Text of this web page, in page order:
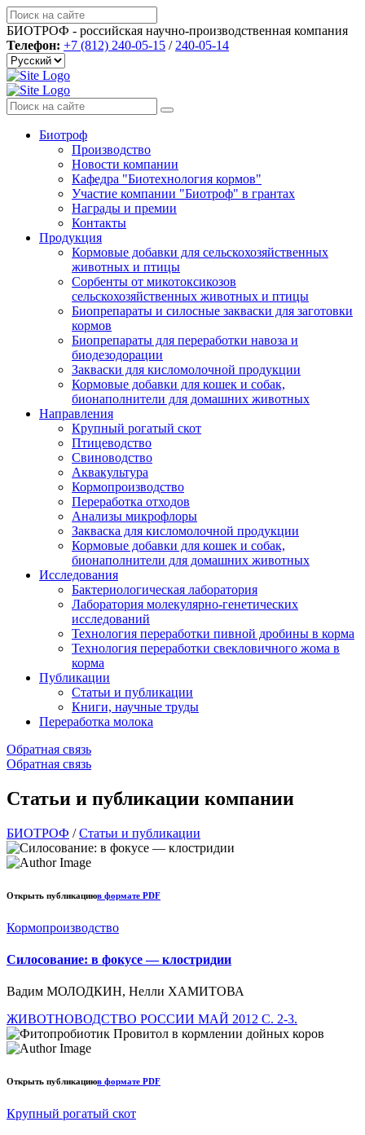
БИОТРОФ - российская научно-производственная компания
Телефон: +7 (812) 240-05-15 / 240-05-14
Биотроф
Производство
Новости компании
Кафедра "Биотехнология кормов"
Участие компании "Биотроф" в грантах
Награды и премии
Контакты
Продукция
Кормовые добавки для сельскохозяйственных
животных и птицы
Сорбенты от микотоксикозов
сельскохозяйственных животных и птицы
Биопрепараты и силосные закваски для заготовки
кормов
Биопрепараты для переработки навоза и
биодезодорации
Закваски для кисломолочной продукции
Кормовые добавки для кошек и собак,
бионаполнители для домашних животных
Направления
Крупный рогатый скот
Птицеводство
Свиноводство
Аквакультура
Кормопроизводство
Переработка отходов
Анализы микрофлоры
Закваска для кисломолочной продукции
Кормовые добавки для кошек и собак,
бионаполнители для домашних животных
Исследования
Бактериологическая лаборатория
Лаборатория молекулярно-генетических
исследований
Технология переработки пивной дробины в корма
Технология переработки свекловичного жома в
корма
Публикации
Статьи и публикации
Книги, научные труды
Переработка молока
Обратная связь
Обратная связь
Статьи и публикации компании
БИОТРОФ /Статьи и публикации
Открыть публикациюв формате PDF
Кормопроизводство
Силосование: в фокусе — клостридии
Вадим МОЛОДКИН, Нелли ХАМИТОВА
ЖИВОТНОВОДСТВО РОССИИ МАЙ 2012 C. 2-3.
Открыть публикациюв формате PDF
Крупный рогатый скот